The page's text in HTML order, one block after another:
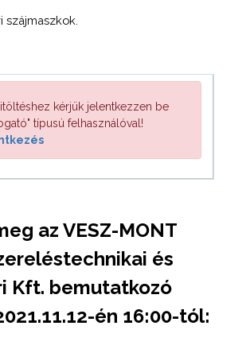
szájmaszkok.
kérjük jelentkezzen be
típusú felhasználóval!
az VESZ-MONT
és
Kft. bemutatkozó
én 16:00-tól: